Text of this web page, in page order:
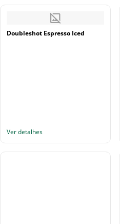
Doubleshot Espresso Iced
Ver detalhes